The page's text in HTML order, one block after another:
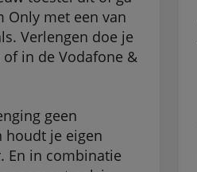
Only met een van
Verlengen doe je
in de Vodafone &
geen
houdt je eigen
En in combinatie